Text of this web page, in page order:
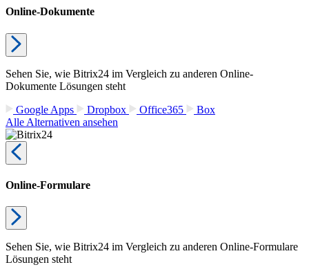
Online-Dokumente
Sehen Sie, wie Bitrix24 im Vergleich zu anderen Online-
Dokumente Lösungen steht
Google Apps
Dropbox Office365
Box
Alle Alternativen ansehen
Online-Formulare
Sehen Sie, wie Bitrix24 im Vergleich zu anderen Online-Formulare
Lösungen steht